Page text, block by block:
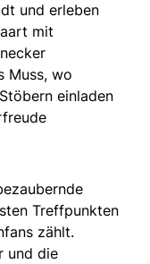
und erleben
mit
Muss, wo
einladen
Treffpunkten
zählt.
und die